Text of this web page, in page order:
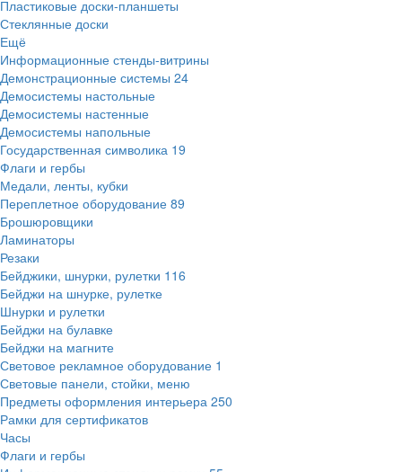
Пластиковые доски-планшеты
Стеклянные доски
Ещё
Информационные стенды-витрины
Демонстрационные системы 24
Демосистемы настольные
Демосистемы настенные
Демосистемы напольные
Государственная символика 19
Флаги и гербы
Медали, ленты, кубки
Переплетное оборудование 89
Брошюровщики
Ламинаторы
Резаки
Бейджики, шнурки, рулетки 116
Бейджи на шнурке, рулетке
Шнурки и рулетки
Бейджи на булавке
Бейджи на магните
Световое рекламное оборудование 1
Световые панели, стойки, меню
Предметы оформления интерьера 250
Рамки для сертификатов
Часы
Флаги и гербы